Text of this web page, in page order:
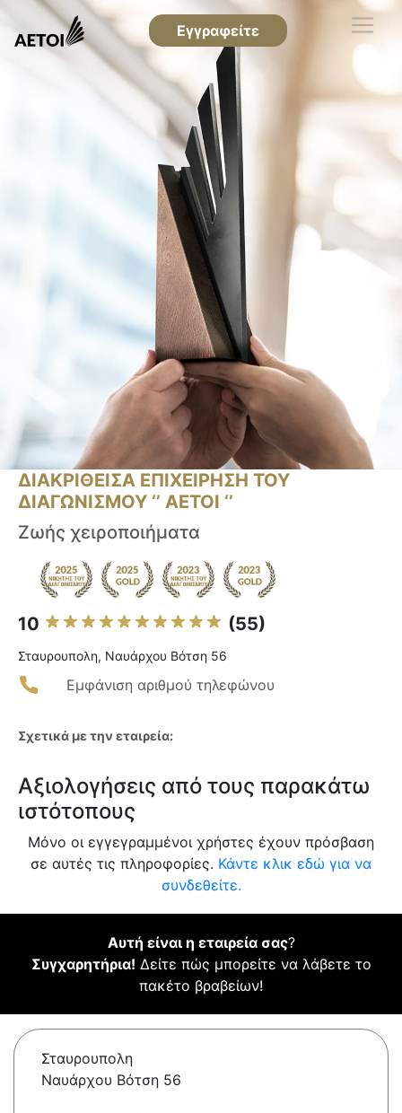
Εγγραφείτε
ΔΙΑΚΡΙΘΕΙΣΑ ΕΠΙΧΕΙΡΗΣΗ ΤΟΥ
ΔΙΑΓΩΝΙΣΜΟΥ ‘’ ΑΕΤΟΙ ‘’
Ζωής χειροποιήματα
10 (55)
Σταυρουπολη, Ναυάρχου Βότση 56
Εμφάνιση αριθμού τηλεφώνου
Σχετικά με την εταιρεία:
Αξιολογήσεις από τους παρακάτω
ιστότοπους
Μόνο οι εγγεγραμμένοι χρήστες έχουν πρόσβαση
σε αυτές τις πληροφορίες. Κάντε κλικ εδώ για να
συνδεθείτε.
Αυτή είναι η εταιρεία σας?
Συγχαρητήρια! Δείτε πώς μπορείτε να λάβετε το
πακέτο βραβείων!
Σταυρουπολη
Ναυάρχου Βότση 56